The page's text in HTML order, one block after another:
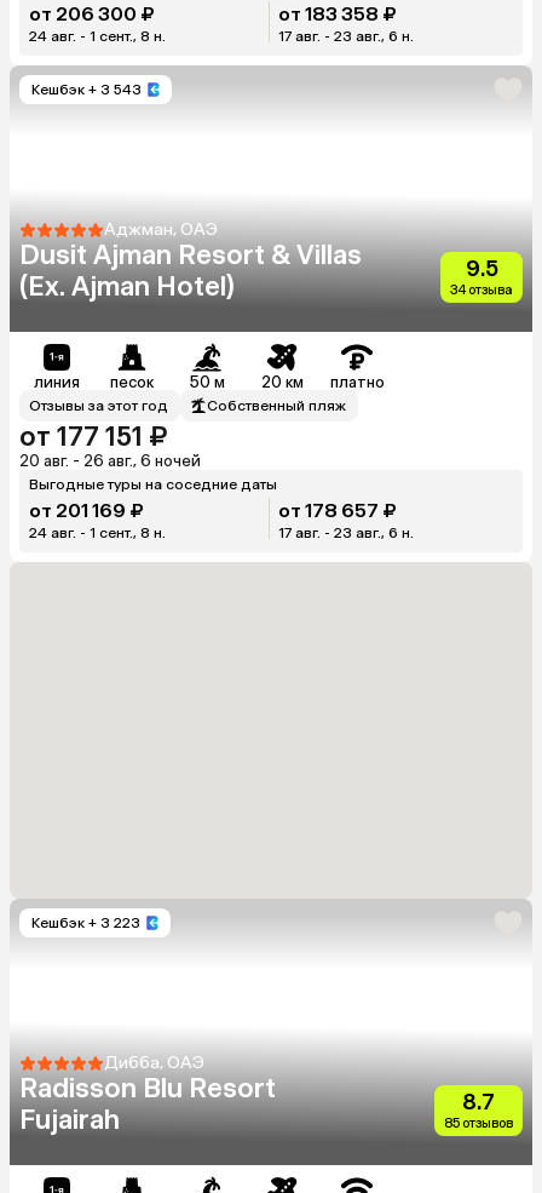
от 206 300 ₽
24 авг. - 1 сент., 8 н.
от 183 358 ₽
17 авг. - 23 авг., 6 н.
Кешбэк + 3 543
Аджман, ОАЭ
Dusit Ajman Resort & Villas
(Ex. Ajman Hotel)
9.5
34 отзыва
линия песок 50 м 20 км платно
Отзывы за этот год Собственный пляж
от 177 151 ₽
20 авг. - 26 авг., 6 ночей
Выгодные туры на соседние даты
от 201 169 ₽
24 авг. - 1 сент., 8 н.
от 178 657 ₽
17 авг. - 23 авг., 6 н.
Кешбэк + 3 223
Дибба, ОАЭ
Radisson Blu Resort
Fujairah
8.7
85 отзывов